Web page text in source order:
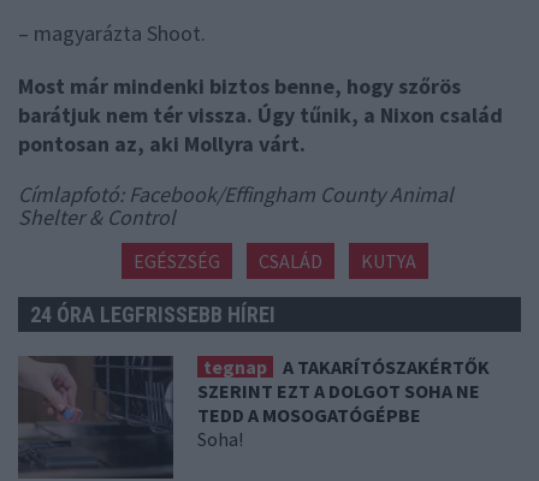
– magyarázta Shoot.
Most már mindenki biztos benne, hogy szőrös
barátjuk nem tér vissza. Úgy tűnik, a Nixon család
pontosan az, aki Mollyra várt.
Címlapfotó: Facebook/Effingham County Animal
Shelter & Control
EGÉSZSÉG CSALÁD KUTYA
24 ÓRA LEGFRISSEBB HÍREI
tegnap
A TAKARÍTÓSZAKÉRTŐK
SZERINT EZT A DOLGOT SOHA NE
TEDD A MOSOGATÓGÉPBE
Soha!